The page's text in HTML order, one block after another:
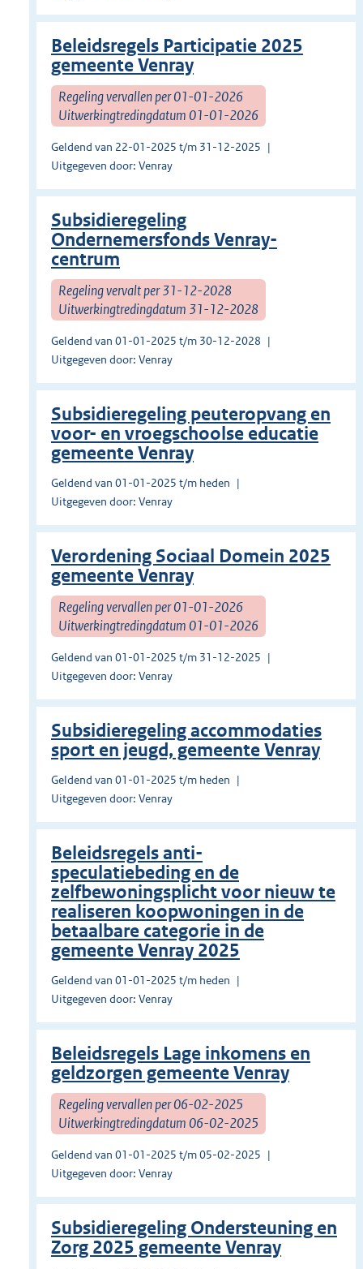
Beleidsregels Participatie 2025
gemeente Venray
Regeling vervallen per 01-01-2026
Uitwerkingtredingdatum 01-01-2026
Geldend van 22-01-2025 t/m 31-12-2025
Uitgegeven door: Venray
Subsidieregeling
Ondernemersfonds Venray-
centrum
Regeling vervalt per 31-12-2028
Uitwerkingtredingdatum 31-12-2028
Geldend van 01-01-2025 t/m 30-12-2028
Uitgegeven door: Venray
Subsidieregeling peuteropvang en
voor- en vroegschoolse educatie
gemeente Venray
Geldend van 01-01-2025 t/m heden
Uitgegeven door: Venray
Verordening Sociaal Domein 2025
gemeente Venray
Regeling vervallen per 01-01-2026
Uitwerkingtredingdatum 01-01-2026
Geldend van 01-01-2025 t/m 31-12-2025
Uitgegeven door: Venray
Subsidieregeling accommodaties
sport en jeugd, gemeente Venray
Geldend van 01-01-2025 t/m heden
Uitgegeven door: Venray
Beleidsregels anti-
speculatiebeding en de
zelfbewoningsplicht voor nieuw te
realiseren koopwoningen in de
betaalbare categorie in de
gemeente Venray 2025
Geldend van 01-01-2025 t/m heden
Uitgegeven door: Venray
Beleidsregels Lage inkomens en
geldzorgen gemeente Venray
Regeling vervallen per 06-02-2025
Uitwerkingtredingdatum 06-02-2025
Geldend van 01-01-2025 t/m 05-02-2025
Uitgegeven door: Venray
Subsidieregeling Ondersteuning en
Zorg 2025 gemeente Venray